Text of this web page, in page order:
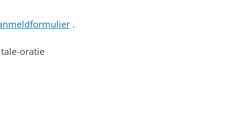
.
oratie